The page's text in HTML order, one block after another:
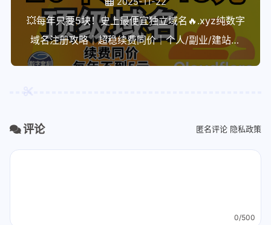
💥每年只要5块！史上最便宜独立域名🔥.xyz纯数字
域名注册攻略｜超稳续费同价｜个人/副业/建站必
看！
评论 匿名评论 隐私政策
0/500